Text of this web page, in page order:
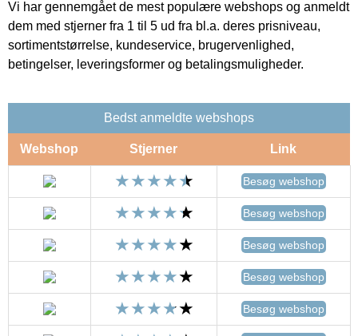
Vi har gennemgået de mest populære webshops og anmeldt
dem med stjerner fra 1 til 5 ud fra bl.a. deres prisniveau,
sortimentstørrelse, kundeservice, brugervenlighed,
betingelser, leveringsformer og betalingsmuligheder.
Bedst anmeldte webshops
Webshop Stjerner Link
Besøg webshop
Besøg webshop
Besøg webshop
Besøg webshop
Besøg webshop